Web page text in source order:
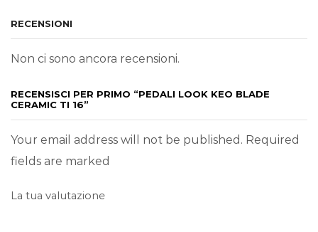
RECENSIONI
Non ci sono ancora recensioni.
RECENSISCI PER PRIMO “PEDALI LOOK KEO BLADE
CERAMIC TI 16”
Your email address will not be published. Required
fields are marked
La tua valutazione